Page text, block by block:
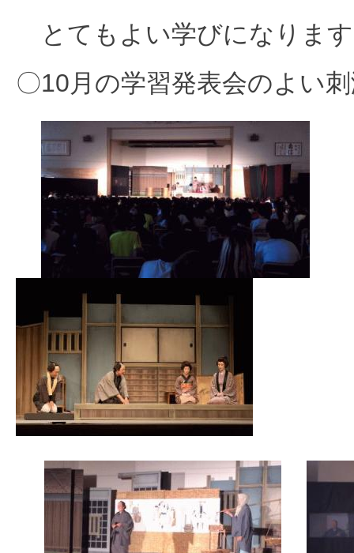
とてもよい学びになりま
〇10月の学習発表会のよい